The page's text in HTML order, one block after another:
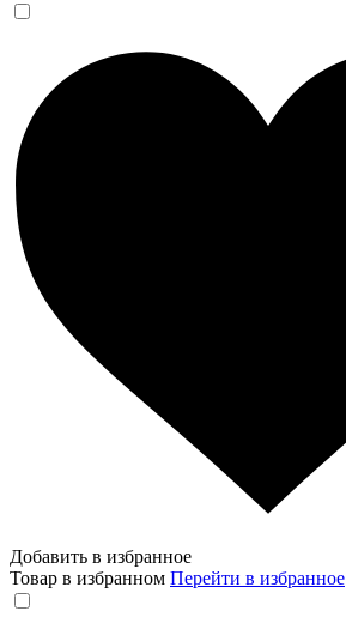
Добавить в избранное
Товар в избранном Перейти в избранное